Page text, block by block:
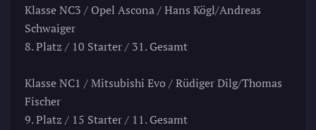
Klasse NC3 / Opel Ascona / Hans Kögl/Andreas
Schwaiger
8. Platz / 10 Starter / 31. Gesamt
Klasse NC1 / Mitsubishi Evo / Rüdiger Dilg/Thomas
Fischer
9. Platz / 15 Starter / 11. Gesamt